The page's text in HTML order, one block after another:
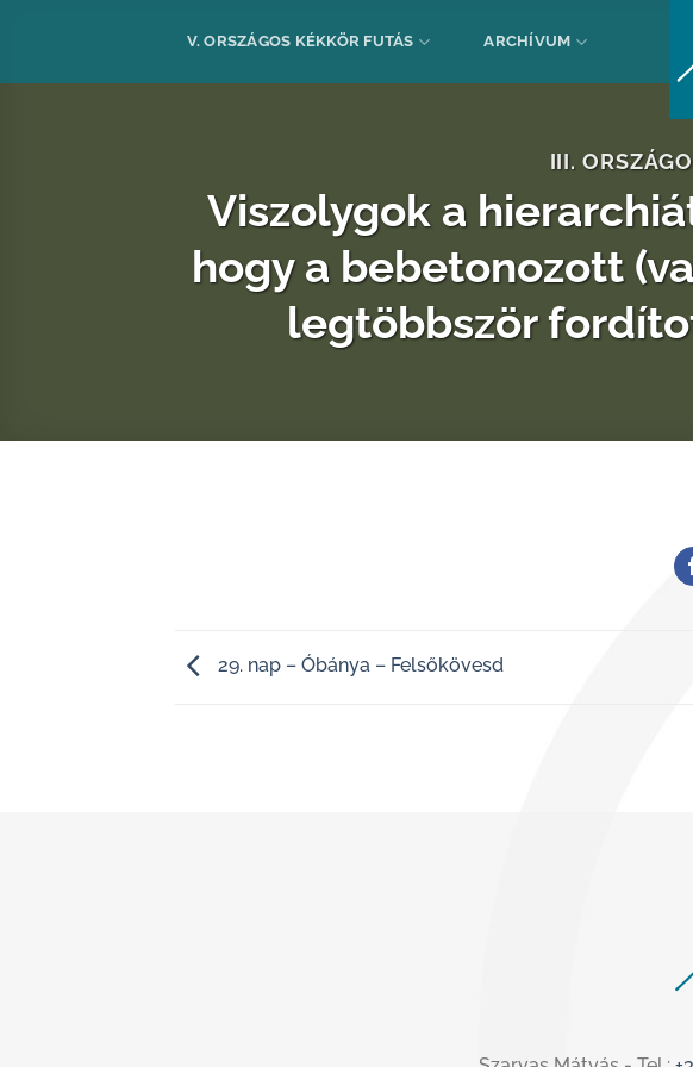
V. ORSZÁGOS KÉKKÖR FUTÁS ARCHÍVUM
III.
Viszolygok a
hogy a bebetonozott
legtöbbször
29. nap – Óbánya – Felsőkövesd